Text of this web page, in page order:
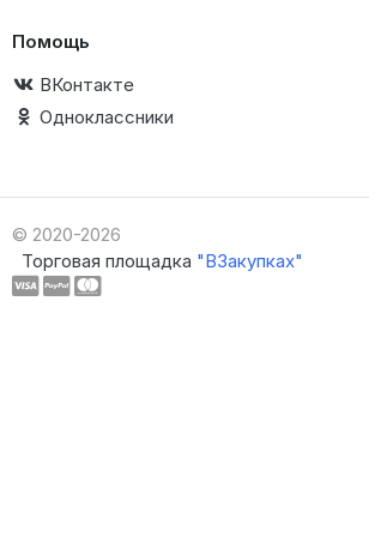
Помощь
ВКонтакте
Одноклассники
© 2020-2026
Торговая площадка "ВЗакупках"